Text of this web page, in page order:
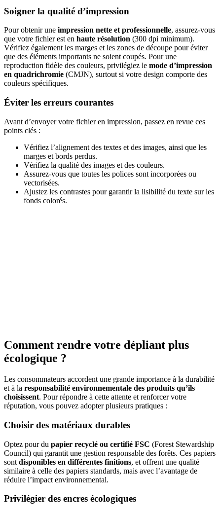
Soigner la qualité d’impression
Pour obtenir une impression nette et professionnelle, assurez-vous
que votre fichier est en haute résolution (300 dpi minimum).
Vérifiez également les marges et les zones de découpe pour éviter
que des éléments importants ne soient coupés. Pour une
reproduction fidèle des couleurs, privilégiez le mode d’impression
en quadrichromie (CMJN), surtout si votre design comporte des
couleurs spécifiques.
Éviter les erreurs courantes
Avant d’envoyer votre fichier en impression, passez en revue ces
points clés :
Vérifiez l’alignement des textes et des images, ainsi que les
marges et bords perdus.
Vérifiez la qualité des images et des couleurs.
Assurez-vous que toutes les polices sont incorporées ou
vectorisées.
Ajustez les contrastes pour garantir la lisibilité du texte sur les
fonds colorés.
Comment rendre votre dépliant plus
écologique ?
Les consommateurs accordent une grande importance à la durabilité
et à la responsabilité environnementale des produits qu’ils
choisissent. Pour répondre à cette attente et renforcer votre
réputation, vous pouvez adopter plusieurs pratiques :
Choisir des matériaux durables
Optez pour du papier recyclé ou certifié FSC (Forest Stewardship
Council) qui garantit une gestion responsable des forêts. Ces papiers
sont disponibles en différentes finitions, et offrent une qualité
similaire à celle des papiers standards, mais avec l’avantage de
réduire l’impact environnemental.
Privilégier des encres écologiques